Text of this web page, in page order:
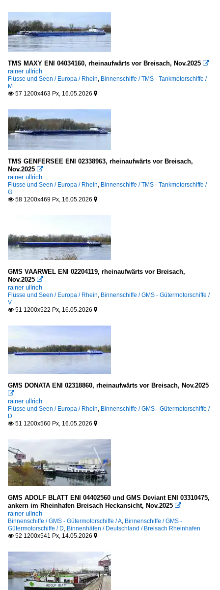
TMS MAXY ENI 04034160, rheinaufwärts vor Breisach, Nov.2025 
rainer ullrich
Flüsse und Seen / Europa / Rhein, Binnenschiffe / TMS - Tankmotorschiffe /
M
 57 1200x463 Px, 16.05.2026 
TMS GENFERSEE ENI 02338963, rheinaufwärts vor Breisach,
Nov.2025 
rainer ullrich
Flüsse und Seen / Europa / Rhein, Binnenschiffe / TMS - Tankmotorschiffe /
G
 58 1200x469 Px, 16.05.2026 
GMS VAARWEL ENI 02204119, rheinaufwärts vor Breisach,
Nov.2025 
rainer ullrich
Flüsse und Seen / Europa / Rhein, Binnenschiffe / GMS - Gütermotorschiffe /
V
 51 1200x522 Px, 16.05.2026 
GMS DONATA ENI 02318860, rheinaufwärts vor Breisach, Nov.2025

rainer ullrich
Flüsse und Seen / Europa / Rhein, Binnenschiffe / GMS - Gütermotorschiffe /
D
 51 1200x560 Px, 16.05.2026 
GMS ADOLF BLATT ENI 04402560 und GMS Deviant ENI 03310475,
ankern im Rheinhafen Breisach Heckansicht, Nov.2025 
rainer ullrich
Binnenschiffe / GMS - Gütermotorschiffe / A, Binnenschiffe / GMS -
Gütermotorschiffe / D, Binnenhäfen / Deutschland / Breisach Rheinhafen
 52 1200x541 Px, 14.05.2026 